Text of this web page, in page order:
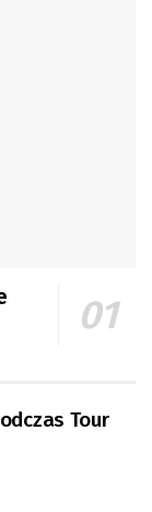
Tour